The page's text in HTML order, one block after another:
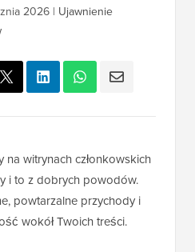
2026 | Ujawnienie
witrynach członkowskich
i to z dobrych powodów.
powtarzalne przychody i
wokół Twoich treści.